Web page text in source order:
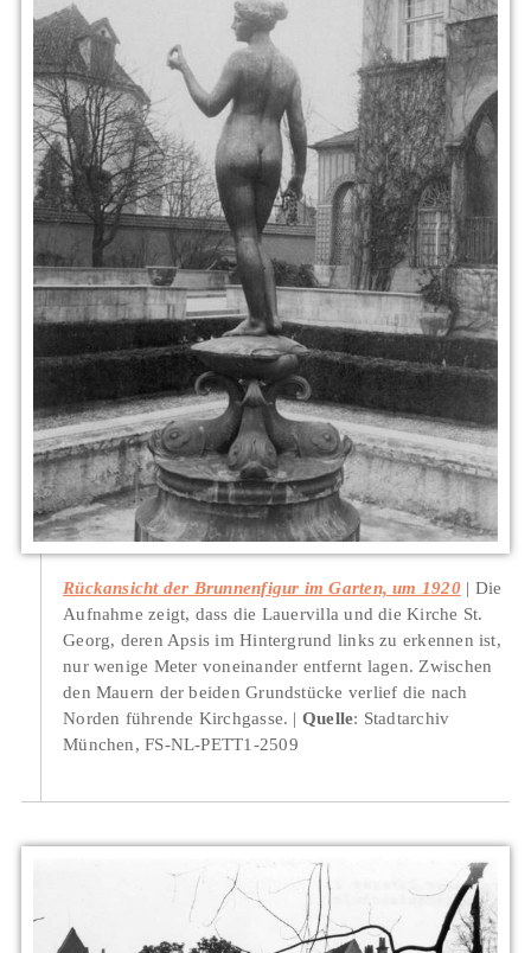
Rückansicht der Brunnenfigur im Garten, um 1920
Die
Aufnahme zeigt, dass die Lauervilla und die Kirche St.
Georg, deren Apsis im Hintergrund links zu erkennen ist,
nur wenige Meter voneinander entfernt lagen. Zwischen
den Mauern der beiden Grundstücke verlief die nach
Norden führende Kirchgasse.
Quelle: Stadtarchiv
München, FS-NL-PETT1-2509